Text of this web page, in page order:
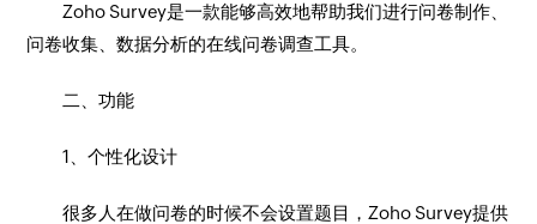
Zoho Survey是一款能够高效地帮助我们进行问卷制作、
问卷收集、数据分析的在线问卷调查工具。
二、功能
1、个性化设计
很多人在做问卷的时候不会设置题目，Zoho Survey提供